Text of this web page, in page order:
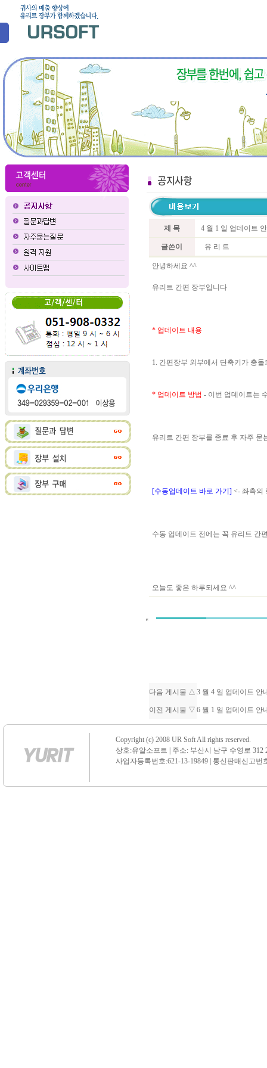
제 목 4 월 1 일 업데이트
글쓴이 유 리 트
안녕하세요 ^^
유리트 간편 장부입니다
* 업데이트 내용
1. 간편장부 외부에서 단축키가 충
* 업데이트 방법 - 이번 업데이트는
유리트 간편 장부를 종료 후 자주
[수동업데이트 바로 가기] <- 좌측의
수동 업데이트 전에는 꼭 유리트 간
오늘도 좋은 하루되세요 ^^
다음 게시물 △ 3 월 4 일 업데이트 안
이전 게시물 ▽ 6 월 1 일 업데이트 안
Copyright (c) 2008 UR Soft All rights reserved.
상호:유알소프트 | 주소: 부산시 남구 수영로 312
사업자등록번호:621-13-19849 | 통신판매신고번